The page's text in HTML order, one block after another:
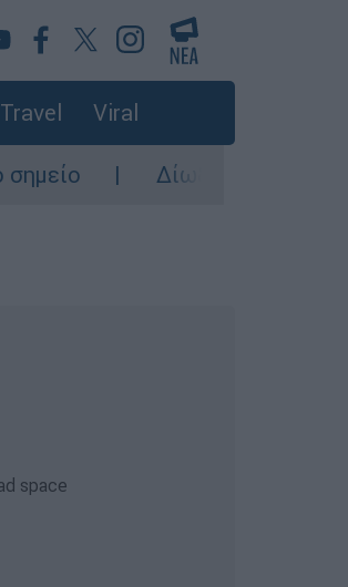
Travel Viral
Δίωξη για ανθρωποκτονία από